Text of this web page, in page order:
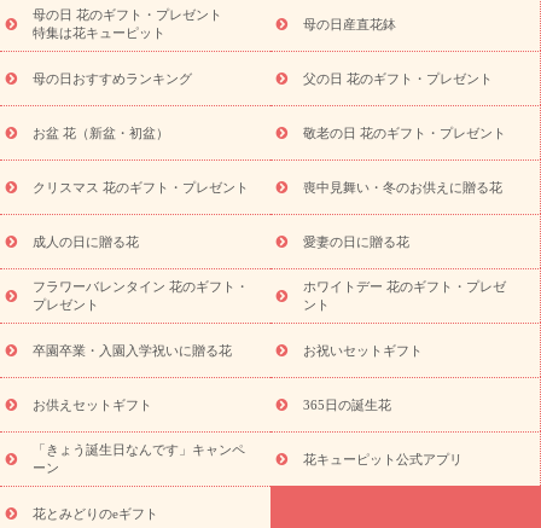
念日
結婚祝い 出産祝い 退院祝い・快気祝い
寿祝い
プチギフト ペットのお祝いフラワー
供え・お悔やみ商品一覧
お供え・お悔やみの花
四十九日法要以
お供え プリザーブドフラワー
ペットのお供えフラワー
お盆（新
盆・初盆）
その他 お祝い返し お見舞い
お取り寄せギフト
ビジネス用
ご自宅用 観葉植物 ミディ胡蝶蘭
プリザーブ
ドフラワー
スタイルから探す アレンジメント 花束
スタ
ンド花
お祝い お供え・お悔やみ 胡蝶蘭 胡蝶蘭・花鉢
ディ胡蝶蘭・お祝い
ミディ胡蝶蘭・お供え
世界初の青色胡蝶蘭
観葉植物
観葉植物 産直多肉植物
プリザーブドフラワー
お祝い
お供え・お悔やみ 花とセットギフト
セミオーダー
プチギフト（hanamore -ハナモア-）
花とみどりのeギフト
キューピットのeGfit
カラー ピンク イエローオレンジ
レッ
ド
お花の種類 トルコキキョウ
お祝い お祝い・3000円～ お祝い・4000円～
お祝い・
5000円～
お祝い・7000円～ お祝い・ 10000円～
お供え・お
悔やみ
円～
お供え・お悔やみ・
母の日 花のギフト・プレゼント
特集は花キューピット
母の日産直花鉢
母の日おすすめランキング 父の日 花のギフト・プレゼント
お盆 花（新盆・初盆） 敬老の日 花のギフト・プレゼント
クリスマス 花のギフト・プレゼント 喪中見舞い・冬のお供えに贈る花
成人の日に贈る花 愛妻の日に贈る花
フラワーバレンタイン 花のギフト・
プレゼント
ホワイトデー 花のギフト・プレゼ
ント
卒園卒業・入園入学祝いに贈る花 お祝いセットギフト
お供えセットギフト 365日の誕生花
「きょう誕生日なんです」キャンペ
ーン
花キューピット公式アプリ
花とみどりのeギフト